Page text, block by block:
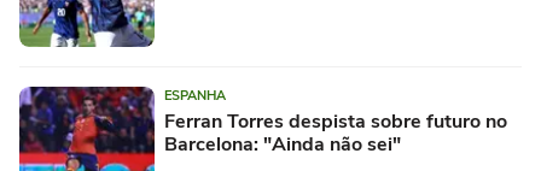
ESPANHA
Ferran Torres despista sobre futuro no
Barcelona: "Ainda não sei"